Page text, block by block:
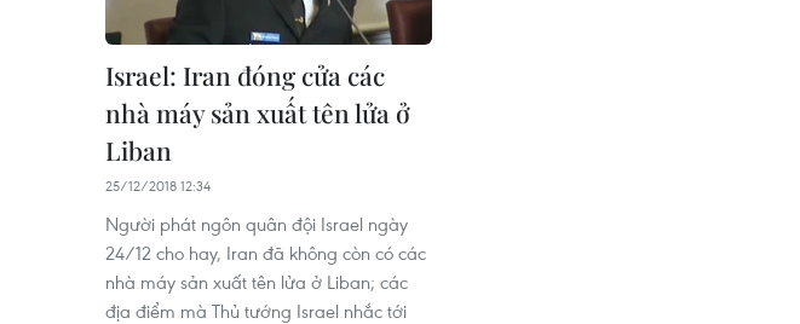
Israel: Iran đóng cửa các
nhà máy sản xuất tên lửa ở
Liban
25/12/2018 12:34
Người phát ngôn quân đội Israel ngày
24/12 cho hay, Iran đã không còn có các
nhà máy sản xuất tên lửa ở Liban; các
địa điểm mà Thủ tướng Israel nhắc tới